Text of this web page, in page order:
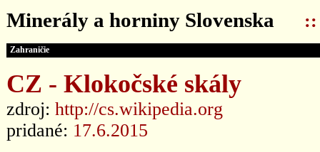
Minerály a horniny Slovenska ::
Zahraničie
CZ - Klokočské skály
zdroj: http://cs.wikipedia.org
pridané: 17.6.2015